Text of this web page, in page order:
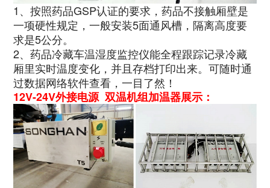
1、按照药品GSP认证的要求，药品不接触厢壁是
一项硬性规定，一般安装5面通风槽，隔离高度要
求是5公分。
2、药品冷藏车温湿度监控仪能全程跟踪记录冷藏
厢里实时温度变化，并且存档打印出来。可随时通
过数据网络软件查看，一目了然！
12V-24V外接电源 双温机组加温器展示：